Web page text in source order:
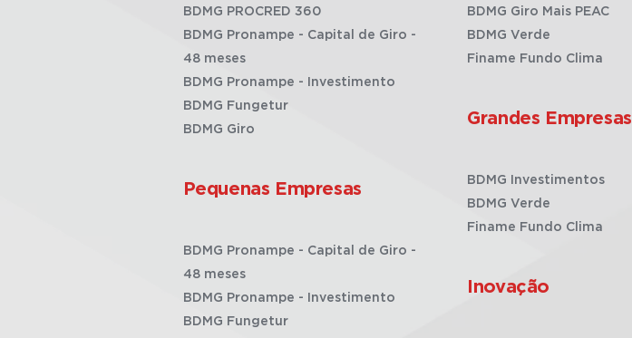
BDMG PROCRED 360
BDMG Pronampe - Capital de Giro -
48 meses
BDMG Pronampe - Investimento
BDMG Fungetur
BDMG Giro
Pequenas Empresas
BDMG Pronampe - Capital de Giro -
48 meses
BDMG Pronampe - Investimento
BDMG Fungetur
BDMG Giro Mais PEAC
BDMG Verde
Finame Fundo Clima
Grandes Empresas
BDMG Investimentos
BDMG Verde
Finame Fundo Clima
Inovação